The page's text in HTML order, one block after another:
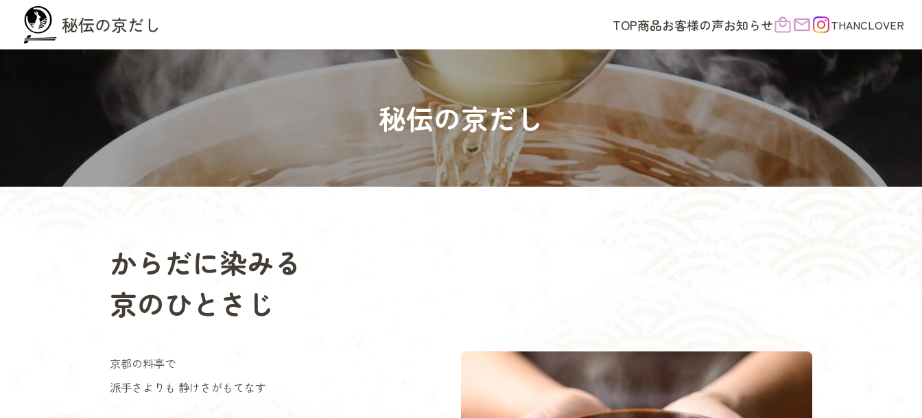
TOP商品お客様の声お知らせ THANCLOVER
秘伝の京だし
からだに染みる
京のひとさじ
京都の料亭で
派手さよりも 静けさがもてなす